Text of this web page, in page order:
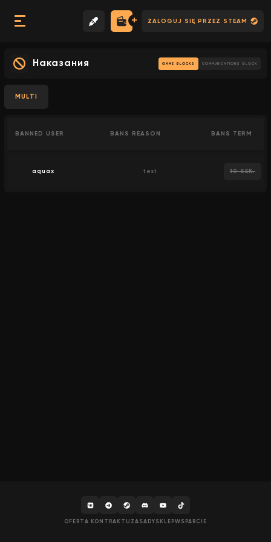
ZALOGUJ SIĘ PRZEZ STEAM
Наказания GAME BLOCKS COMMUNICATIONS BLOCK
MULTI
BANNED USER BANS REASON BANS TERM
aquax test 10 SEK.
OFERTA KONTRAKTU ZASADY SKLEPWSPARCIE